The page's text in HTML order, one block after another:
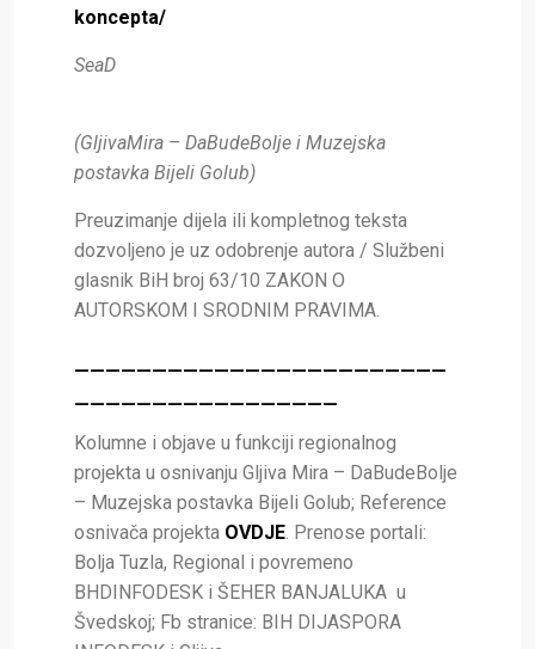
koncepta/
SeaD
(GljivaMira – DaBudeBolje i Muzejska
postavka Bijeli Golub)
Preuzimanje dijela ili kompletnog teksta
dozvoljeno je uz odobrenje autora / Službeni
glasnik BiH broj 63/10 ZAKON O
AUTORSKOM I SRODNIM PRAVIMA.
Kolumne i objave u funkciji regionalnog
projekta u osnivanju Gljiva Mira – DaBudeBolje
– Muzejska postavka Bijeli Golub; Reference
osnivača projekta OVDJE . Prenose portali:
Bolja Tuzla, Regional i povremeno
BHDINFODESK i ŠEHER BANJALUKA u
Švedskoj; Fb stranice: BIH DIJASPORA